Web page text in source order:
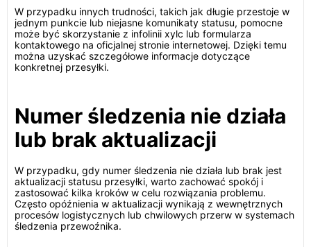
W przypadku innych trudności, takich jak długie przestoje w
jednym punkcie lub niejasne komunikaty statusu, pomocne
może być skorzystanie z infolinii xylc lub formularza
kontaktowego na oficjalnej stronie internetowej. Dzięki temu
można uzyskać szczegółowe informacje dotyczące
konkretnej przesyłki.
Numer śledzenia nie działa
lub brak aktualizacji
W przypadku, gdy numer śledzenia nie działa lub brak jest
aktualizacji statusu przesyłki, warto zachować spokój i
zastosować kilka kroków w celu rozwiązania problemu.
Często opóźnienia w aktualizacji wynikają z wewnętrznych
procesów logistycznych lub chwilowych przerw w systemach
śledzenia przewoźnika.